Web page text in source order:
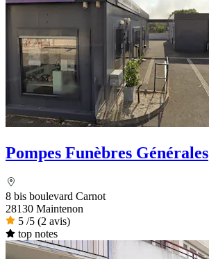
Pompes Funèbres Générales
8 bis boulevard Carnot
28130 Maintenon
5 /5 (2 avis)
top notes